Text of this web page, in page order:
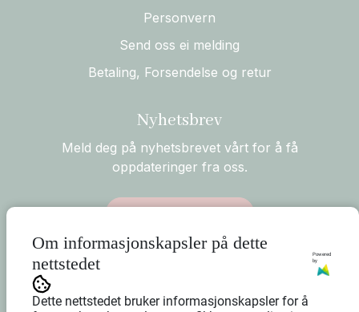
Om informasjonskapsler på dette
nettstedet
Powered
by
Dette nettstedet bruker informasjonskapsler for å
Personvern
Send oss ei melding
Betaling, Forsendelse og retur
Nyhetsbrev
Meld deg på nyhetsbrevet vårt for å få
oppdateringer fra oss.